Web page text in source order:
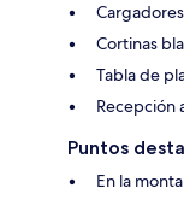
Cortinas
Tabla de
Recepción
Puntos
En la